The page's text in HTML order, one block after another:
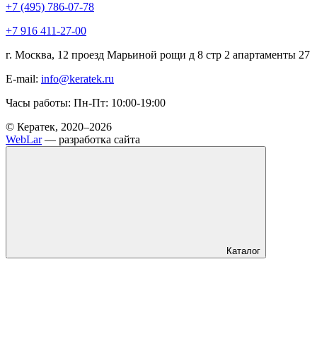
+7 (495) 786-07-78
+7 916 411-27-00
г. Москва, 12 проезд Марьиной рощи д 8 стр 2 апартаменты 27
E-mail: info@keratek.ru
Часы работы: Пн-Пт: 10:00-19:00
© Кератек, 2020–2026
WebLar— разработка сайта
Каталог